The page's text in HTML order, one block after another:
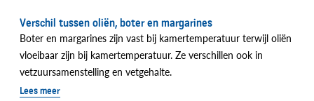
Verschil tussen oliën, boter en margarines
Boter en margarines zijn vast bij kamertemperatuur terwijl oliën
vloeibaar zijn bij kamertemperatuur. Ze verschillen ook in
vetzuursamenstelling en vetgehalte.
Lees meer